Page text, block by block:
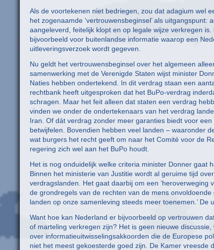
Als de voortekenen niet bedriegen, zou dat adagium wel
het zogenaamde ‘vertrouwensbeginsel’ als
aangeleverd, feitelijk klopt en op legale wijze verkregen
bijvoorbeeld voor buitenlandse informatie waarop een
uitleveringsverzoek wordt gegeven.
Nu geldt het vertrouwensbeginsel over het algemeen
samenwerking met de Verenigde Staten wijst minister
Naties hebben ondertekend. In dit verdrag staan een
rechtbank heeft uitgesproken dat het BuPo-verdrag
schragen. Maar het feit alleen dat staten een verdrag
vinden we onder de ondertekenaars van het verdrag
Iran. Of dát verdrag zonder meer garanties biedt voor
betwijfelen. Bovendien hebben veel landen – waaronder
wat burgers het recht geeft om naar het Comité voor de
regering zich wel aan het BuPo houdt.
Het is nog onduidelijk welke criteria minister Donner gaat
Binnen het ministerie van Justitie wordt al geruime tijd
verdragslanden. Het gaat daarbij om een
de grondregels van de rechten van de mens
landen op onze samenleving steeds meer toenemen.’ De
Want hoe kan Nederland er bijvoorbeeld op vertrouwen
of marteling verkregen zijn? Het is geen nieuwe
over informatieuitwisselingsakkoorden die de Europese
niet het meest gekoesterde goed zijn. De Kamer vreesde